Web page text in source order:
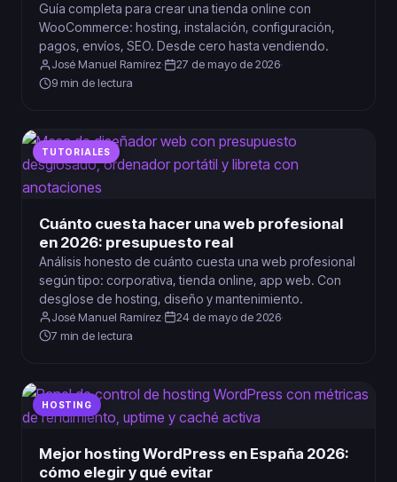
Guía completa para crear una tienda online con
WooCommerce: hosting, instalación, configuración,
pagos, envíos, SEO. Desde cero hasta vendiendo.
José Manuel Ramírez· 27 de mayo de 2026·
9 min de lectura
TUTORIALES
Cuánto cuesta hacer una web profesional
en 2026: presupuesto real
Análisis honesto de cuánto cuesta una web profesional
según tipo: corporativa, tienda online, app web. Con
desglose de hosting, diseño y mantenimiento.
José Manuel Ramírez· 24 de mayo de 2026·
7 min de lectura
HOSTING
Mejor hosting WordPress en España 2026:
cómo elegir y qué evitar